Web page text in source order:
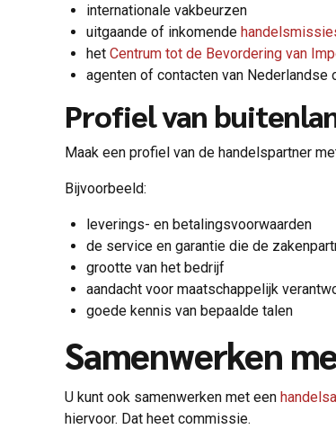
internationale vakbeurzen
uitgaande of inkomende
het Centrum tot de Bevordering van
agenten of contacten van
Profiel van
Maak een profiel van de handelspartner
Bijvoorbeeld:
leverings- en betalingsvoorwaarden
de service en garantie die de
grootte van het bedrijf
aandacht voor maatschappelijk
goede kennis van bepaalde talen
Samenwerken
U kunt ook samenwerken met een
hiervoor. Dat heet commissie.